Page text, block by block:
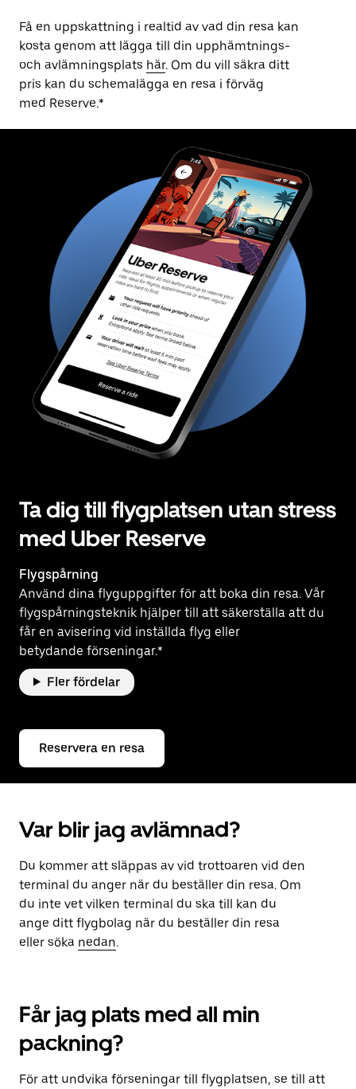
Få en uppskattning i realtid av vad din resa kan
kosta genom att lägga till din upphämtnings-
och avlämningsplats här. Om du vill säkra ditt
pris kan du schemalägga en resa i förväg
med Reserve.*
Ta dig till flygplatsen utan stress
med Uber Reserve
Flygspårning
Använd dina flyguppgifter för att boka din resa. Vår
flygspårningsteknik hjälper till att säkerställa att du
får en avisering vid inställda flyg eller
betydande förseningar.*
Fler fördelar
Reservera en resa
Var blir jag avlämnad?
Du kommer att släppas av vid trottoaren vid den
terminal du anger när du beställer din resa. Om
du inte vet vilken terminal du ska till kan du
ange ditt flygbolag när du beställer din resa
eller söka nedan.
Får jag plats med all min
packning?
För att undvika förseningar till flygplatsen, se till att